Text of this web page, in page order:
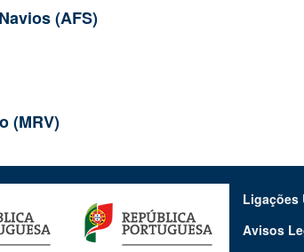
(AFS)
(MRV)
Ligações
Avisos